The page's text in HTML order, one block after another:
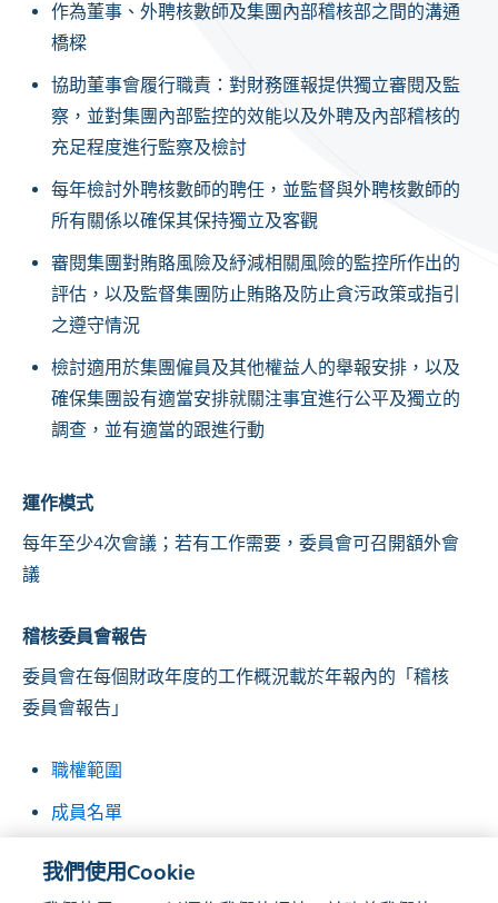
作為董事、外聘核數師及集團內部稽核部之間的溝通
橋樑
協助董事會履行職責：對財務匯報提供獨立審閱及監
察，並對集團內部監控的效能以及外聘及內部稽核的
充足程度進行監察及檢討
每年檢討外聘核數師的聘任，並監督與外聘核數師的
所有關係以確保其保持獨立及客觀
審閱集團對賄賂風險及紓減相關風險的監控所作出的
評估，以及監督集團防止賄賂及防止貪污政策或指引
之遵守情況
檢討適用於集團僱員及其他權益人的舉報安排，以及
確保集團設有適當安排就關注事宜進行公平及獨立的
調查，並有適當的跟進行動
運作模式
每年至少4次會議；若有工作需要，委員會可召開額外會
議
稽核委員會報告
委員會在每個財政年度的工作概況載於年報內的「稽核
委員會報告」
職權範圍
成員名單
會議的出席紀錄
稽核委員會報告
我們使用Cookie